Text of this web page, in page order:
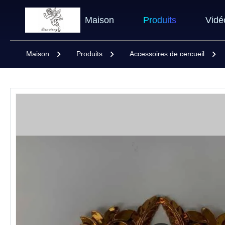
Maison Produits
Maison Produits Accessoires de cercueil